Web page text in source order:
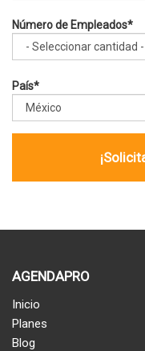
Número de Empleados*
País*
AGENDAPRO
Inicio
Planes
Blog